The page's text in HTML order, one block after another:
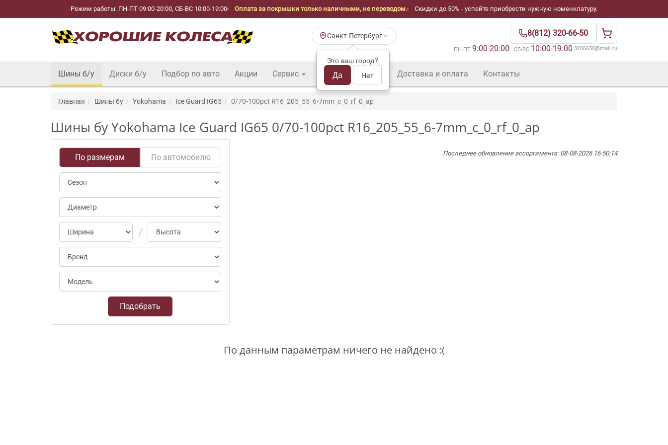
Режим работы: ПН-ПТ 09:00-20:00, СБ-ВС 10:00-19:00 Оплата за покрышки только наличными, не переводом. Скидки до 50% - успейте приобрести нужную номенклатуру.
Санкт-Петербург
Это ваш город?
Да Нет
8(812) 320-66-50
ПН-ПТ 9:00-20:00 · СБ-ВС 10:00-19:00·3206650@mail.ru
Шины б/у Диски б/у Подбор по авто Акции Сервис Шины б/у оптом Доставка и оплата Контакты
Главная Шины бу Yokohama Ice Guard IG65 0/70-100pct R16_205_55_6-7mm_c_0_rf_0_ap
Шины бу Yokohama Ice Guard IG65 0/70-100pct R16_205_55_6-7mm_c_0_rf_0_ap
По размерам По автомобилю
Подобрать
Последнее обновление ассортимента: 08-08-2026 16:50:14
По данным параметрам ничего не найдено :(